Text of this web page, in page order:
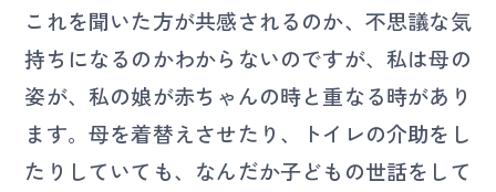
これを聞いた方が共感されるのか、不思議な気
持ちになるのかわからないのですが、私は母の
姿が、私の娘が赤ちゃんの時と重なる時があり
ます。母を着替えさせたり、トイレの介助をし
たりしていても、なんだか子どもの世話をして